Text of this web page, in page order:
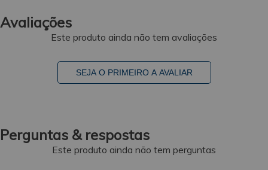
Avaliações
Este produto ainda não tem avaliações
SEJA O PRIMEIRO A AVALIAR
Perguntas & respostas
Este produto ainda não tem perguntas